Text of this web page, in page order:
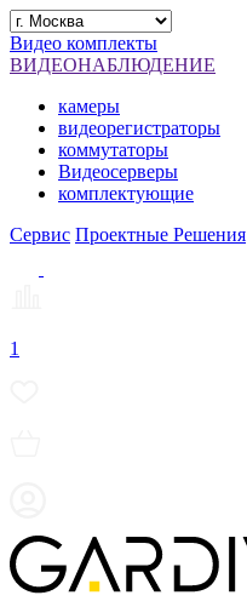
Видео комплекты
ВИДЕОНАБЛЮДЕНИЕ
камеры
видеорегистраторы
коммутаторы
Видеосерверы
комплектующие
Сервис Проектные Решения
1